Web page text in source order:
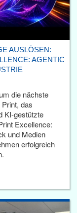
AUSLÖSEN:
AGENTIC
die nächste
das
KI-gestützte
Excellence:
und Medien
erfolgreich